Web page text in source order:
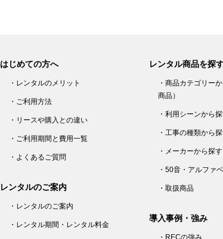
はじめての方へ
・レンタルのメリット
・ご利用方法
・リースや購入との違い
・ご利用期間と費用一覧
・よくあるご質問
レンタルのご案内
・レンタルのご案内
・レンタル期間・レンタル料金
レンタル商品を探
・商品カテゴリー
商品）
・利用シーンから
・工事の種類から
・メーカーから探す
・50音・アルファ
・取扱商品
導入事例・強み
・RECの強み